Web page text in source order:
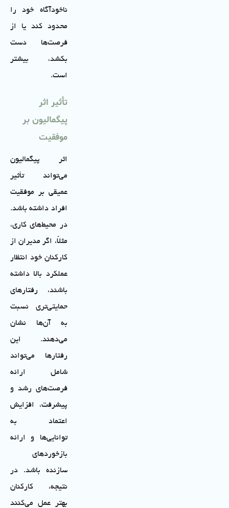
ناخودآگاه خود را
محدود کند یا از
فرصت‌ها دست
بکشد، بیشتر
است.
تأثیر اثر
پیگمالیون بر
موفقیت
اثر پیگمالیون
می‌تواند تأثیر
عمیقی بر موفقیت
افراد داشته باشد.
در محیط‌های کاری،
مثلاً، اگر مدیران از
کارکنان خود انتظار
عملکرد بالا داشته
باشند، رفتارهای
حمایتی‌تری نسبت
به آن‌ها نشان
می‌دهند. این
رفتارها می‌تواند
شامل ارائه
فرصت‌های رشد و
پیشرفت، افزایش
اعتماد به
توانایی‌ها و ارائه
بازخوردهای
سازنده باشد. در
نتیجه، کارکنان
بهتر عمل می‌کنند